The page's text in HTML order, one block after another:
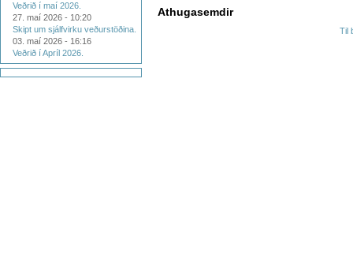
Veðrið í maí 2026.
27. maí 2026 - 10:20
Skipt um sjálfvirku veðurstöðina.
03. maí 2026 - 16:16
Veðrið í Apríl 2026.
Athugasemdir
Til